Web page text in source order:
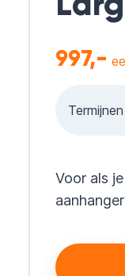
997,-
Termijnen
Voor als